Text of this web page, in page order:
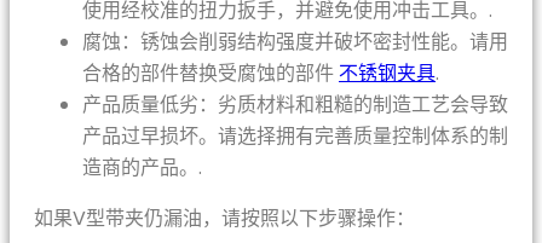
使用经校准的扭力扳手，并避免使用冲击工具。.
腐蚀：锈蚀会削弱结构强度并破坏密封性能。请用
合格的部件替换受腐蚀的部件 不锈钢夹具.
产品质量低劣：劣质材料和粗糙的制造工艺会导致
产品过早损坏。请选择拥有完善质量控制体系的制
造商的产品。.
如果V型带夹仍漏油，请按照以下步骤操作：